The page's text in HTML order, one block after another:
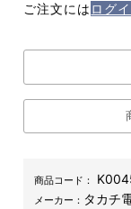
ご注文には ログ
商品コード：
メーカー： タカチ